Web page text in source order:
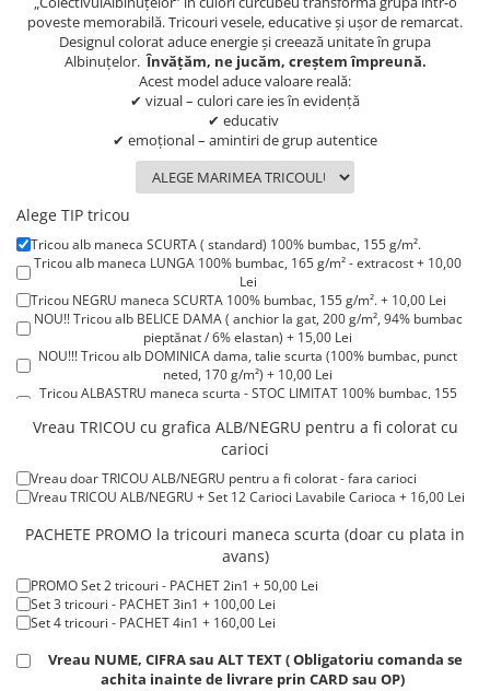
Lenjerii de pat pentru copii
Cadouri Cuplu
Fashion
Pijamale de CRACIUN
Pijamale de dama
Pijamale de barbati
Pijamale
WINTER Collection
Halate si pijamale Family
Incaltaminte
Seturi elegante femei
Umbrele
Pijamale de copii
Tricouri de craciun
Tricouri de cuplu Valentine's Day
Valentine's Day
Cadouri pentru Nasi si Fini
Cadouri Craciun
Cadouri pentru profesori sau absolventi
poveste memorabilă. Tricouri vesele, educative și ușor de remarcat.
Designul colorat aduce energie și creează unitate în grupa
Albinuțelor. Învățăm, ne jucăm, creștem împreună.
Acest model aduce valoare reală:
✔ vizual – culori care ies în evidență
✔ educativ
✔ emoțional – amintiri de grup autentice
Alege TIP tricou
Tricou alb maneca SCURTA ( standard) 100% bumbac, 155 g/m².
Tricou alb maneca LUNGA 100% bumbac, 165 g/m² - extracost + 10,00
Lei
Tricou NEGRU maneca SCURTA 100% bumbac, 155 g/m². + 10,00 Lei
NOU!! Tricou alb BELICE DAMA ( anchior la gat, 200 g/m², 94% bumbac
pieptănat / 6% elastan) + 15,00 Lei
NOU!!! Tricou alb DOMINICA dama, talie scurta (100% bumbac, punct
neted, 170 g/m²) + 10,00 Lei
Tricou ALBASTRU maneca scurta - STOC LIMITAT 100% bumbac, 155
Tricou ROSU maneca scurta 100% bumbac, 155 g/m². + 15,00 Lei
Tricou POLO alb maneca SCURTA 200-220 g/m² - marimi COPII + 15,00
Tricou POLO alb maneca LUNGA 200-220 g/m² marimi COPII + 20,00
Lei
Tricou ROSU maneca LUNGA ( STOC LIMITAT) 100% bumbac, 165 g/m²
- extracost + 20,00 Lei
Vreau TRICOU cu grafica ALB/NEGRU pentru a fi colorat cu
carioci
Vreau doar TRICOU ALB/NEGRU pentru a fi colorat - fara carioci
Vreau TRICOU ALB/NEGRU + Set 12 Carioci Lavabile Carioca + 16,00 Lei
PACHETE PROMO la tricouri maneca scurta (doar cu plata in
avans)
PROMO Set 2 tricouri - PACHET 2in1 + 50,00 Lei
Set 3 tricouri - PACHET 3in1 + 100,00 Lei
Set 4 tricouri - PACHET 4in1 + 160,00 Lei
Vreau NUME, CIFRA sau ALT TEXT ( Obligatoriu comanda se
achita inainte de livrare prin CARD sau OP)